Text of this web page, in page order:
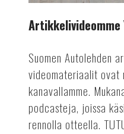
Artikkelivideomme
Suomen Autolehden
videomateriaalit ovat
kanavallamme.
podcasteja, joissa
rennolla otteella.